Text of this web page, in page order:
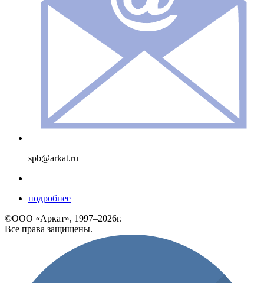
spb@arkat.ru
подробнее
©ООО «Аркат», 1997–2026г.
Все права защищены.